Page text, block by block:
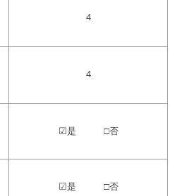
4
4
☑是 □否
☑是 □否